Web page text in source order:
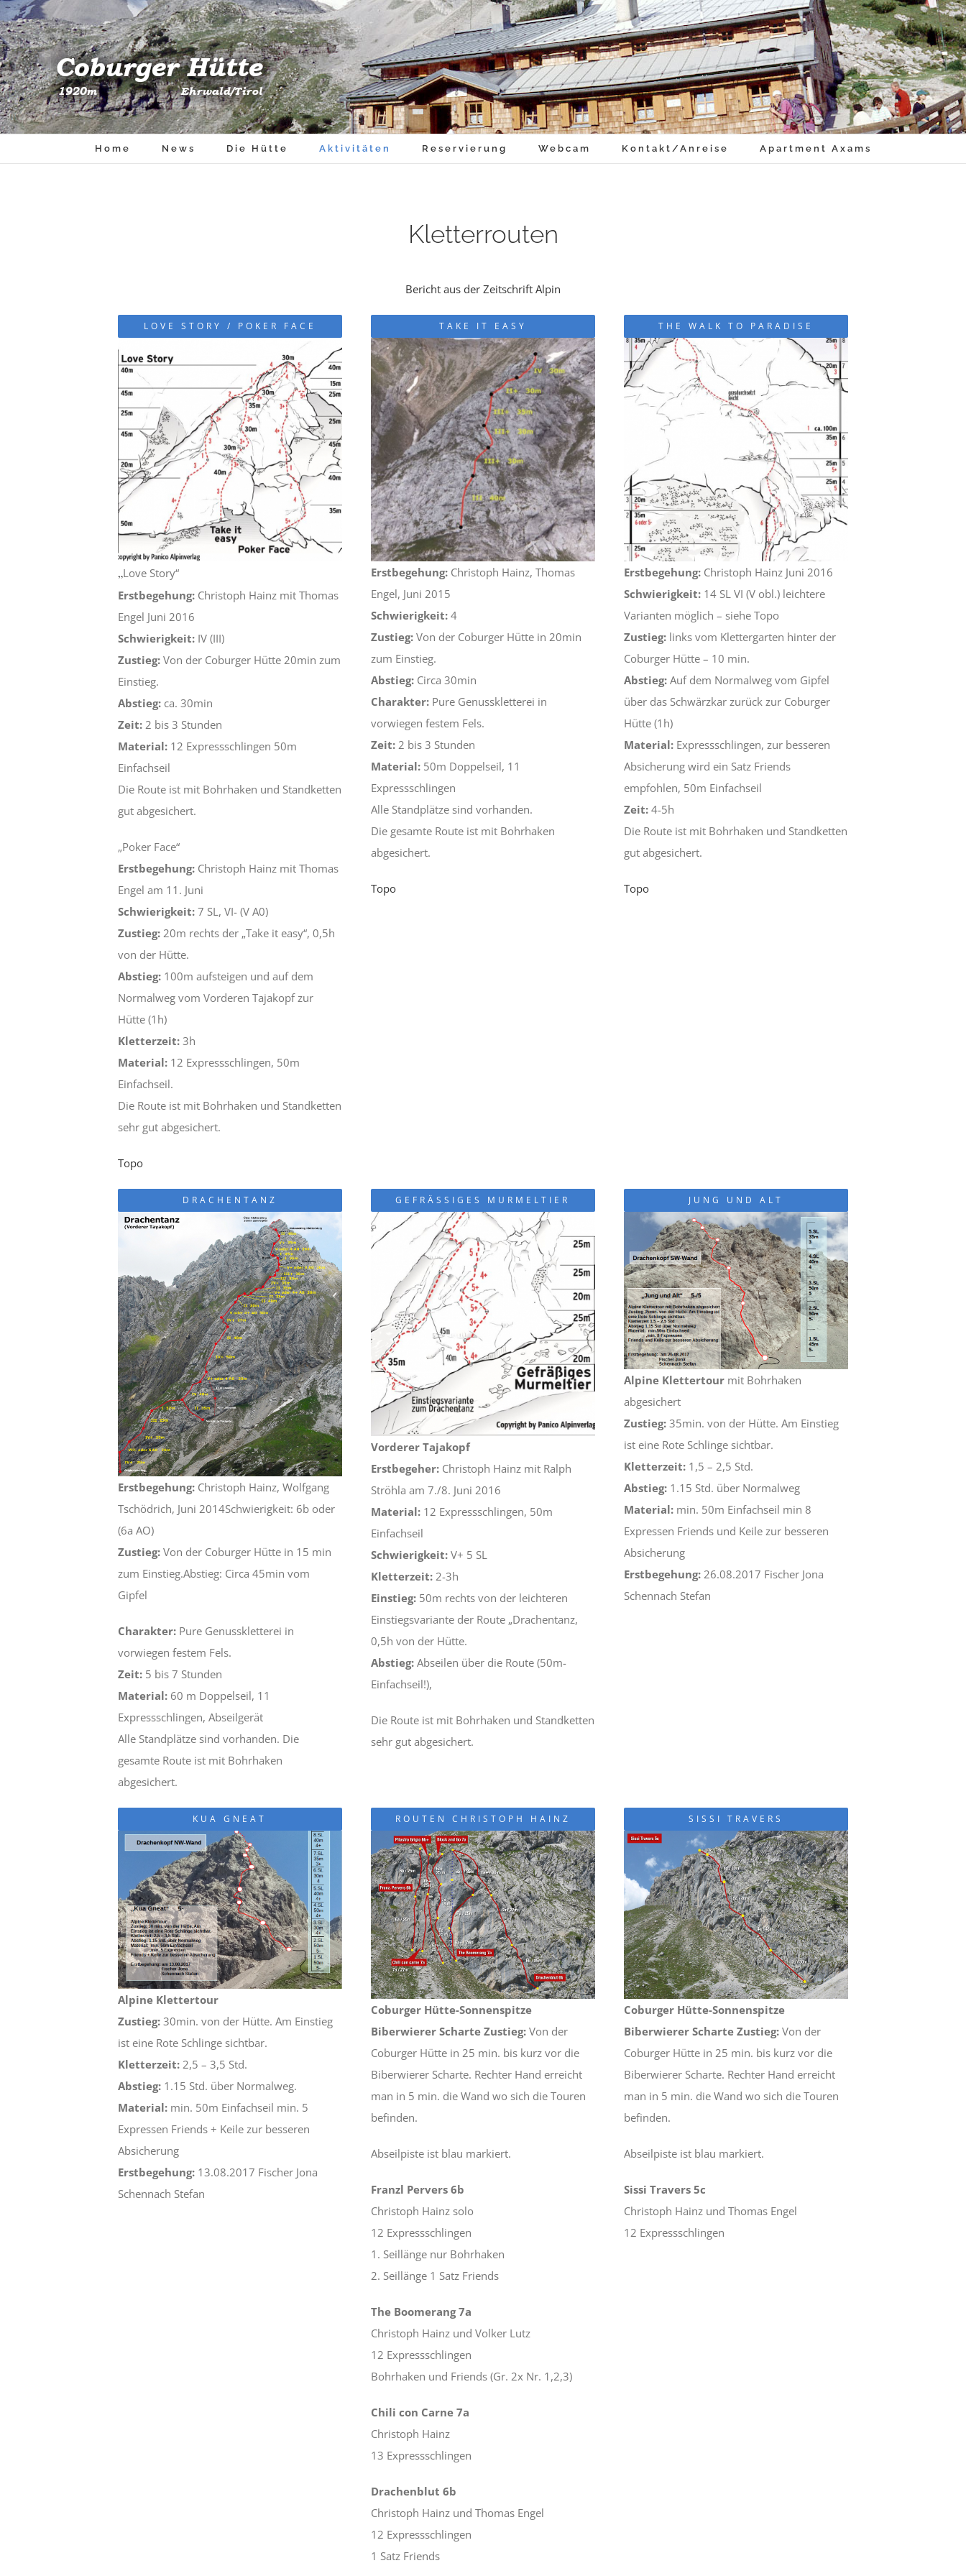
Skip
to
content
Home News Die Hütte Aktivitäten Reservierung Webcam Kontakt/Anreise Apartment Axams
Kletterrouten
Bericht aus der Zeitschrift Alpin
LOVE STORY / POKER FACE
„Love Story“
Erstbegehung:Christoph Hainz mit Thomas
Engel Juni 2016
Schwierigkeit:IV (III)
Zustieg:Von der Coburger Hütte 20min zum
Einstieg.
Abstieg:ca. 30min
Zeit:2 bis 3 Stunden
Material:12 Expressschlingen 50m
Einfachseil
Die Route ist mit Bohrhaken und Standketten
gut abgesichert.
„Poker Face“
Erstbegehung:Christoph Hainz mit Thomas
Engel am 11. Juni
Schwierigkeit:7 SL, VI- (V A0)
Zustieg:20m rechts der „Take it easy“, 0,5h
von der Hütte.
Abstieg:100m aufsteigen und auf dem
Normalweg vom Vorderen Tajakopf zur
Hütte (1h)
Kletterzeit:3h
Material:12 Expressschlingen, 50m
Einfachseil.
Die Route ist mit Bohrhaken und Standketten
sehr gut abgesichert.
Topo
TAKE IT EASY
Erstbegehung: Christoph Hainz, Thomas
Engel, Juni 2015
Schwierigkeit: 4
Zustieg: Von der Coburger Hütte in 20min
zum Einstieg.
Abstieg: Circa 30min
Charakter: Pure Genusskletterei in
vorwiegen festem Fels.
Zeit: 2 bis 3 Stunden
Material: 50m Doppelseil, 11
Expressschlingen
Alle Standplätze sind vorhanden.
Die gesamte Route ist mit Bohrhaken
abgesichert.
Topo
THE WALK TO PARADISE
Erstbegehung: Christoph Hainz Juni 2016
Schwierigkeit: 14 SL VI (V obl.) leichtere
Varianten möglich – siehe Topo
Zustieg: links vom Klettergarten hinter der
Coburger Hütte – 10 min.
Abstieg: Auf dem Normalweg vom Gipfel
über das Schwärzkar zurück zur Coburger
Hütte (1h)
Material: Expressschlingen, zur besseren
Absicherung wird ein Satz Friends
empfohlen, 50m Einfachseil
Zeit: 4-5h
Die Route ist mit Bohrhaken und Standketten
gut abgesichert.
Topo
DRACHENTANZ
Erstbegehung:Christoph Hainz, Wolfgang
Tschödrich, Juni 2014Schwierigkeit: 6b oder
(6a AO)
Zustieg:Von der Coburger Hütte in 15 min
zum Einstieg.Abstieg: Circa 45min vom
Gipfel
Charakter:Pure Genusskletterei in
vorwiegen festem Fels.
Zeit:5 bis 7 Stunden
Material:60 m Doppelseil, 11
Expressschlingen, Abseilgerät
Alle Standplätze sind vorhanden. Die
gesamte Route ist mit Bohrhaken
abgesichert.
GEFRÄSSIGES MURMELTIER
Vorderer Tajakopf
Erstbegeher: Christoph Hainz mit Ralph
Ströhla am 7./8. Juni 2016
Material: 12 Expressschlingen, 50m
Einfachseil
Schwierigkeit: V+ 5 SL
Kletterzeit: 2-3h
Einstieg: 50m rechts von der leichteren
Einstiegsvariante der Route „Drachentanz,
0,5h von der Hütte.
Abstieg: Abseilen über die Route (50m-
Einfachseil!),
Die Route ist mit Bohrhaken und Standketten
sehr gut abgesichert.
JUNG UND ALT
Alpine Klettertour mit Bohrhaken
abgesichert
Zustieg: 35min. von der Hütte. Am Einstieg
ist eine Rote Schlinge sichtbar.
Kletterzeit: 1,5 – 2,5 Std.
Abstieg: 1.15 Std. über Normalweg
Material: min. 50m Einfachseil min 8
Expressen Friends und Keile zur besseren
Absicherung
Erstbegehung: 26.08.2017 Fischer Jona
Schennach Stefan
KUA GNEAT
Alpine Klettertour
Zustieg:30min. von der Hütte. Am Einstieg
ist eine Rote Schlinge sichtbar.
Kletterzeit:2,5 – 3,5 Std.
Abstieg:1.15 Std. über Normalweg.
Material:min. 50m Einfachseil min. 5
Expressen Friends + Keile zur besseren
Absicherung
Erstbegehung:13.08.2017 Fischer Jona
Schennach Stefan
ROUTEN CHRISTOPH HAINZ
Coburger Hütte-Sonnenspitze
Biberwierer Scharte Zustieg: Von der
Coburger Hütte in 25 min. bis kurz vor die
Biberwierer Scharte. Rechter Hand erreicht
man in 5 min. die Wand wo sich die Touren
befinden.
Abseilpiste ist blau markiert.
Franzl Pervers 6b
Christoph Hainz solo
12 Expressschlingen
1. Seillänge nur Bohrhaken
2. Seillänge 1 Satz Friends
The Boomerang 7a
Christoph Hainz und Volker Lutz
12 Expressschlingen
Bohrhaken und Friends (Gr. 2x Nr. 1,2,3)
Chili con Carne 7a
Christoph Hainz
13 Expressschlingen
Drachenblut 6b
Christoph Hainz und Thomas Engel
12 Expressschlingen
1 Satz Friends
SISSI TRAVERS
Coburger Hütte-Sonnenspitze
Biberwierer Scharte Zustieg: Von der
Coburger Hütte in 25 min. bis kurz vor die
Biberwierer Scharte. Rechter Hand erreicht
man in 5 min. die Wand wo sich die Touren
befinden.
Abseilpiste ist blau markiert.
Sissi Travers 5c
Christoph Hainz und Thomas Engel
12 Expressschlingen